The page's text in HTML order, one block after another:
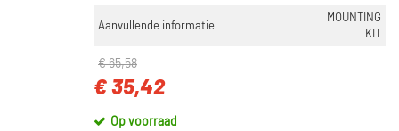
Aanvullende informatie
MOUNTING
KIT
€ 65,58
€ 35,42
Op voorraad